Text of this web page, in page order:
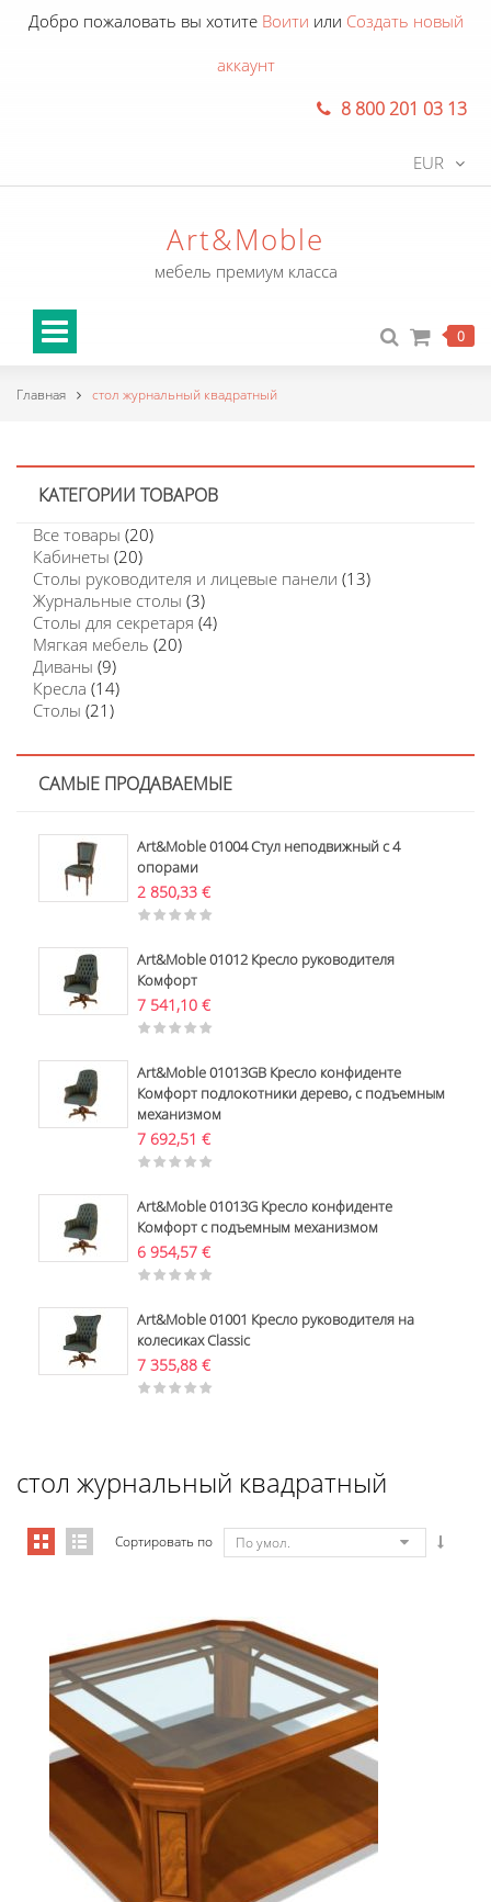
Добро пожаловать вы хотите Воити или Создать новый
аккаунт
8 800 201 03 13
EUR
Art&Moble
мебель премиум класса
0
Главная стол журнальный квадратный
КАТЕГОРИИ ТОВАРОВ
Все товары (20)
Кабинеты (20)
Столы руководителя и лицевые панели (13)
Журнальные столы (3)
Столы для секретаря (4)
Мягкая мебель (20)
Диваны (9)
Кресла (14)
Столы (21)
САМЫЕ ПРОДАВАЕМЫЕ
Art&Moble 01004 Стул неподвижный с 4
опорами
2 850,33 €
Art&Moble 01012 Кресло руководителя
Комфорт
7 541,10 €
Art&Moble 01013GB Кресло конфиденте
Комфорт подлокотники дерево, с подъемным
механизмом
7 692,51 €
Art&Moble 01013G Кресло конфиденте
Комфорт с подъемным механизмом
6 954,57 €
Art&Moble 01001 Кресло руководителя на
колесиках Classic
7 355,88 €
стол журнальный квадратный
Сортировать по По умол.
01118 Стол журнальный Квадрат...
4 296,60€